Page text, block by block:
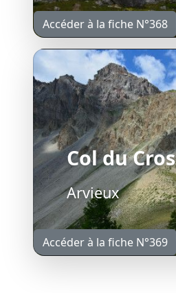
Accéder à la fiche N°368
Col du Cros
Arvieux
Accéder à la fiche N°369